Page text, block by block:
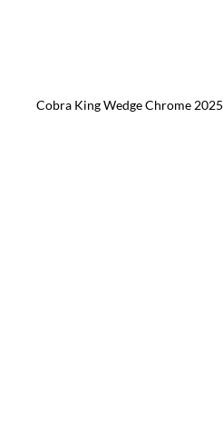
Cobra King Wedge Chrome 2025